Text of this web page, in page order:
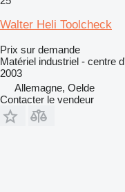
Walter Heli Toolcheck
Prix sur demande
Matériel industriel - centre
2003
Allemagne, Oelde
Contacter le vendeur